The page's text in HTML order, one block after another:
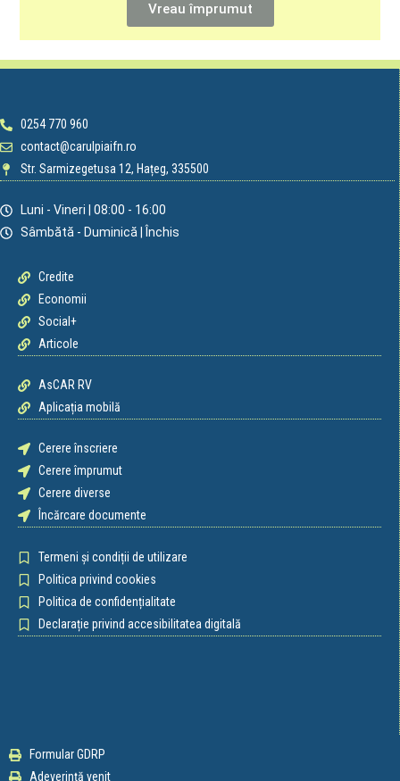
Vreau împrumut
0254 770 960
contact@carulpiaifn.ro
Str. Sarmizegetusa 12, Hațeg, 335500
Luni - Vineri | 08:00 - 16:00
Sâmbătă - Duminică | Închis
Credite
Economii
Social+
Articole
AsCAR RV
Aplicația mobilă
Cerere înscriere
Cerere împrumut
Cerere diverse
Încărcare documente
Termeni și condiții de utilizare
Politica privind cookies
Politica de confidențialitate
Declarație privind accesibilitatea digitală
Formular GDRP
Adeverință venit